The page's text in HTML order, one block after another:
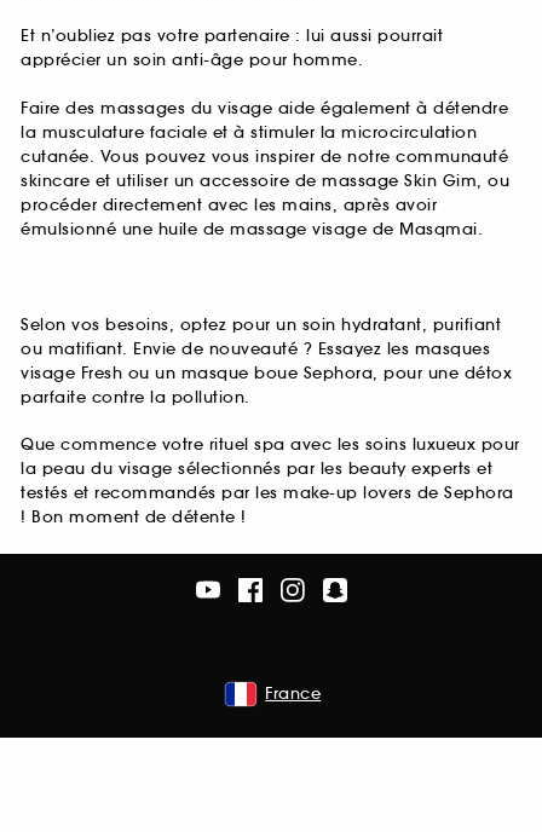
Et n’oubliez pas votre partenaire : lui aussi pourrait
apprécier un soin anti-âge pour homme.
Faire des massages du visage aide également à détendre
la musculature faciale et à stimuler la microcirculation
cutanée. Vous pouvez vous inspirer de notre communauté
skincare et utiliser un accessoire de massage Skin Gim, ou
procéder directement avec les mains, après avoir
émulsionné une huile de massage visage de Masqmai.
Selon vos besoins, optez pour un soin hydratant, purifiant
ou matifiant. Envie de nouveauté ? Essayez les masques
visage Fresh ou un masque boue Sephora, pour une détox
parfaite contre la pollution.
Que commence votre rituel spa avec les soins luxueux pour
la peau du visage sélectionnés par les beauty experts et
testés et recommandés par les make-up lovers de Sephora
! Bon moment de détente !
France